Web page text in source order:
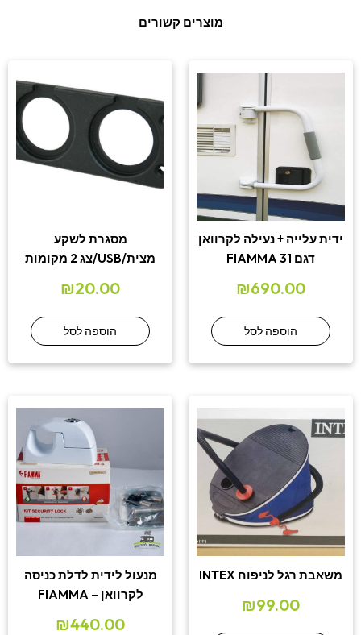
מוצרים קשורים
ידית עלייה + נעילה לקרוואן
דגם 31 FIAMMA
₪690.00
הוספה לסל
מסגרת לשקע
מצית/USB/צג 2 מקומות
₪20.00
הוספה לסל
משאבת רגל לניפוח INTEX
₪99.00
מנעול לידית לדלת כניסה
לקרוואן – FIAMMA
₪440.00